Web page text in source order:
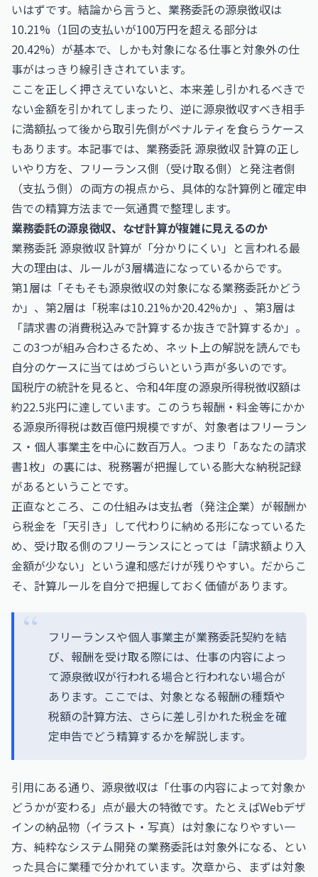
いはずです。結論から言うと、業務委託の源泉徴収は
10.21%（1回の支払いが100万円を超える部分は
20.42%）が基本で、しかも対象になる仕事と対象外の仕
事がはっきり線引きされています。
ここを正しく押さえていないと、本来差し引かれるべきで
ない金額を引かれてしまったり、逆に源泉徴収すべき相手
に満額払って後から取引先側がペナルティを食らうケース
もあります。本記事では、業務委託 源泉徴収 計算の正し
いやり方を、フリーランス側（受け取る側）と発注者側
（支払う側）の両方の視点から、具体的な計算例と確定申
告での精算方法まで一気通貫で整理します。
業務委託の源泉徴収、なぜ計算が複雑に見えるのか
業務委託 源泉徴収 計算が「分かりにくい」と言われる最
大の理由は、ルールが3層構造になっているからです。
第1層は「そもそも源泉徴収の対象になる業務委託かどう
か」、第2層は「税率は10.21%か20.42%か」、第3層は
「請求書の消費税込みで計算するか抜きで計算するか」。
この3つが組み合わさるため、ネット上の解説を読んでも
自分のケースに当てはめづらいという声が多いのです。
国税庁の統計を見ると、令和4年度の源泉所得税徴収額は
約22.5兆円に達しています。このうち報酬・料金等にかか
る源泉所得税は数百億円規模ですが、対象者はフリーラン
ス・個人事業主を中心に数百万人。つまり「あなたの請求
書1枚」の裏には、税務署が把握している膨大な納税記録
があるということです。
正直なところ、この仕組みは支払者（発注企業）が報酬か
ら税金を「天引き」して代わりに納める形になっているた
め、受け取る側のフリーランスにとっては「請求額より入
金額が少ない」という違和感だけが残りやすい。だからこ
そ、計算ルールを自分で把握しておく価値があります。
フリーランスや個人事業主が業務委託契約を結
び、報酬を受け取る際には、仕事の内容によっ
て源泉徴収が行われる場合と行われない場合が
あります。ここでは、対象となる報酬の種類や
税額の計算方法、さらに差し引かれた税金を確
定申告でどう精算するかを解説します。
引用にある通り、源泉徴収は「仕事の内容によって対象か
どうかが変わる」点が最大の特徴です。たとえばWebデザ
インの納品物（イラスト・写真）は対象になりやすい一
方、純粋なシステム開発の業務委託は対象外になる、とい
った具合に業種で分かれています。次章から、まずは対象